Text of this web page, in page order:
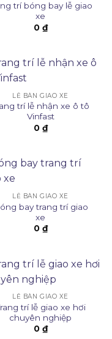
trí bóng bay lễ giao
xe
0 ₫
LỄ BÀN GIAO XE
trí lễ nhận xe ô tô
Vinfast
0 ₫
LỄ BÀN GIAO XE
bay trang trí giao
xe
0 ₫
LỄ BÀN GIAO XE
trí lễ giao xe hơi
chuyên nghiệp
0 ₫